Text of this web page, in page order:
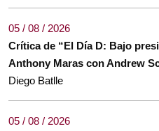
05 / 08 / 2026
Crítica de “El Día D: Bajo
Anthony Maras con Andrew
Diego Batlle
05 / 08 / 2026